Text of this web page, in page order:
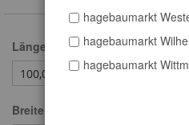
Länge (cm)
Breite (cm)
hagebaumarkt
hagebaumarkt
hagebaumarkt